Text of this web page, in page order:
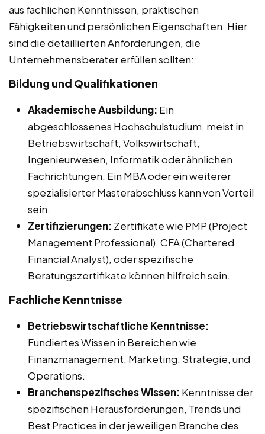
aus fachlichen Kenntnissen, praktischen
Fähigkeiten und persönlichen Eigenschaften. Hier
sind die detaillierten Anforderungen, die
Unternehmensberater erfüllen sollten:
Bildung und Qualifikationen
Akademische Ausbildung: Ein
abgeschlossenes Hochschulstudium, meist in
Betriebswirtschaft, Volkswirtschaft,
Ingenieurwesen, Informatik oder ähnlichen
Fachrichtungen. Ein MBA oder ein weiterer
spezialisierter Masterabschluss kann von Vorteil
sein.
Zertifizierungen: Zertifikate wie PMP (Project
Management Professional), CFA (Chartered
Financial Analyst), oder spezifische
Beratungszertifikate können hilfreich sein.
Fachliche Kenntnisse
Betriebswirtschaftliche Kenntnisse:
Fundiertes Wissen in Bereichen wie
Finanzmanagement, Marketing, Strategie, und
Operations.
Branchenspezifisches Wissen: Kenntnisse der
spezifischen Herausforderungen, Trends und
Best Practices in der jeweiligen Branche des